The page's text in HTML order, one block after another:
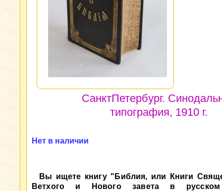
СанктПетербург.
типография, 1910 г.
Нет в наличии
Вы ищете книгу "Библия, или Книги
Ветхого и Нового завета в